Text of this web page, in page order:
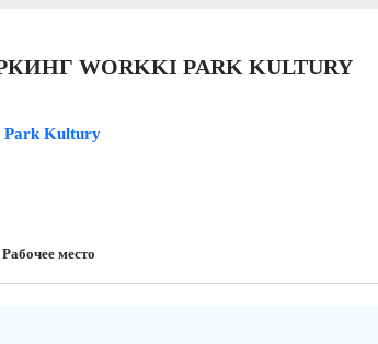
WORKKI PARK KULTURY
Рабочее место